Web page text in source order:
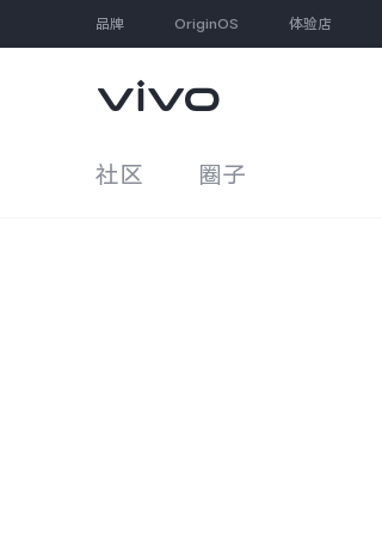
品牌 OriginOS 体验店
社区 圈子